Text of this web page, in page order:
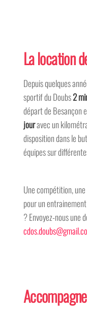
La location
Depuis quelques
sportif du Doubs2
départ de Besançon
jouravec un
disposition dans le
équipes sur
Une compétition,
pour un
? Envoyez-nous une